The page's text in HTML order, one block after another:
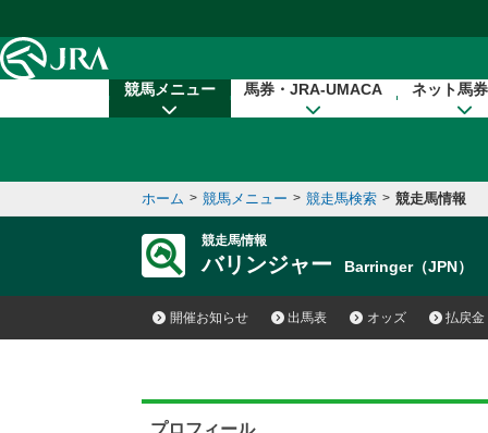
競馬メニュー 馬券・JRA-UMACA ネット馬
ホーム > 競馬メニュー > 競走馬検索 > 競走馬情報
競走馬情報
バリンジャー Barringer（JPN）
開催お知らせ 出馬表 オッズ 払戻金
プロフィール